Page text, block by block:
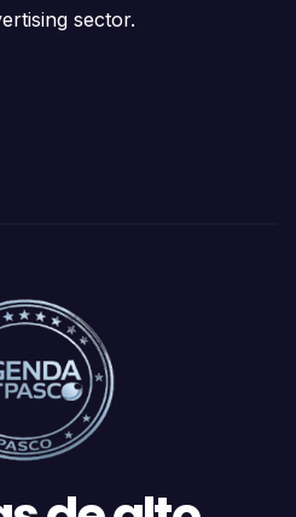
sector.